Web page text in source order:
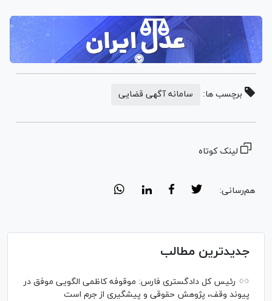
برچسب ها: سامانه آگهی قضایی
لینک کوتاه
هم‌رسانی:
جدیدترین مطالب
رئیس کل دادگستری فارس: موقوفه کاظمی الگویی موفق در
پیوند وقف، پژوهش حقوقی و پیشگیری از جرم است